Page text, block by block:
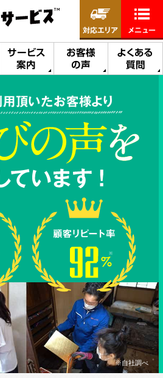
サービス
案内
お客様
の声
よくある
質問
対応エリア メニュー
頂いたお客様より
※自社調べ